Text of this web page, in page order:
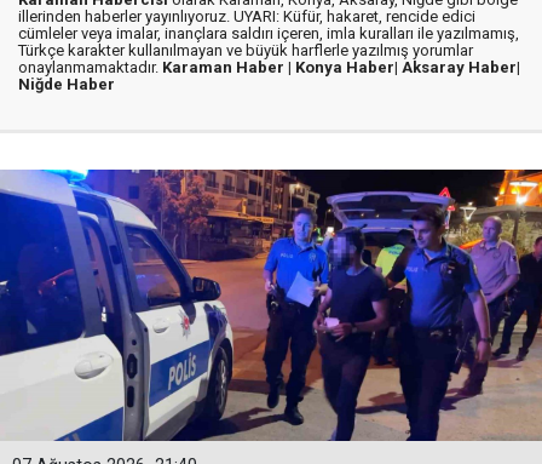
illerinden haberler yayınlıyoruz. UYARI: Küfür, hakaret, rencide edici
cümleler veya imalar, inançlara saldırı içeren, imla kuralları ile yazılmamış,
Türkçe karakter kullanılmayan ve büyük harflerle yazılmış yorumlar
onaylanmamaktadır. Karaman Haber | Konya Haber| Aksaray Haber|
Niğde Haber